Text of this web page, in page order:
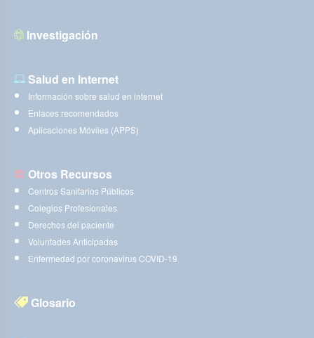
Investigación
Salud en Internet
Información sobre salud en internet
Enlaces recomendados
Aplicaciones Móviles (APPS)
Otros Recursos
Centros Sanitarios Públicos
Colegios Profesionales
Derechos del paciente
Voluntades Anticipadas
Enfermedad por coronavirus COVID-19
Glosario